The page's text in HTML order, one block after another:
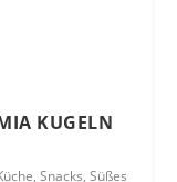
KUGELN
,Snacks,Süßes